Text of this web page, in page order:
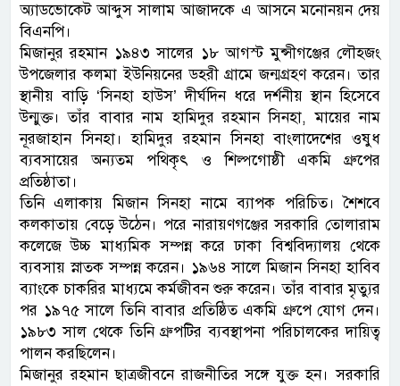
অ্যাডভোকেট আব্দুস সালাম আজাদকে এ আসনে মনোনয়ন দেয়
বিএনপি।
মিজানুর রহমান ১৯৪৩ সালের ১৮ আগস্ট মুন্সীগঞ্জের লৌহজং
উপজেলার কলমা ইউনিয়নের ডহরী গ্রামে জন্মগ্রহণ করেন। তার
স্থানীয় বাড়ি ‘সিনহা হাউস’ দীর্ঘদিন ধরে দর্শনীয় স্থান হিসেবে
উন্মুক্ত। তাঁর বাবার নাম হামিদুর রহমান সিনহা, মায়ের নাম
নূরজাহান সিনহা। হামিদুর রহমান সিনহা বাংলাদেশের ওষুধ
ব্যবসায়ের অন্যতম পথিকৃৎ ও শিল্পগোষ্ঠী একমি গ্রুপের
প্রতিষ্ঠাতা।
তিনি এলাকায় মিজান সিনহা নামে ব্যাপক পরিচিত। শৈশবে
কলকাতায় বেড়ে উঠেন। পরে নারায়ণগঞ্জের সরকারি তোলারাম
কলেজে উচ্চ মাধ্যমিক সম্পন্ন করে ঢাকা বিশ্ববিদ্যালয় থেকে
ব্যবসায় স্নাতক সম্পন্ন করেন। ১৯৬৪ সালে মিজান সিনহা হাবিব
ব্যাংকে চাকরির মাধ্যমে কর্মজীবন শুরু করেন। তাঁর বাবার মৃত্যুর
পর ১৯৭৫ সালে তিনি বাবার প্রতিষ্ঠিত একমি গ্রুপে যোগ দেন।
১৯৮৩ সাল থেকে তিনি গ্রুপটির ব্যবস্থাপনা পরিচালকের দায়িত্ব
পালন করছিলেন।
মিজানুর রহমান ছাত্রজীবনে রাজনীতির সঙ্গে যুক্ত হন। সরকারি